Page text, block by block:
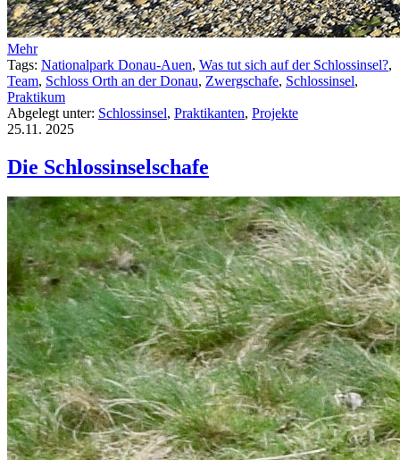
Mehr
Tags: Nationalpark Donau-Auen, Was tut sich auf der Schlossinsel?,
Team, Schloss Orth an der Donau, Zwergschafe, Schlossinsel,
Praktikum
Abgelegt unter: Schlossinsel, Praktikanten, Projekte
25.11. 2025
Die Schlossinselschafe